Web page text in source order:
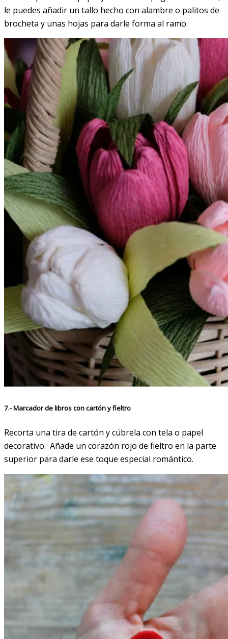
le puedes añadir un tallo hecho con alambre o palitos de
brocheta y unas hojas para darle forma al ramo.
7.-Marcador de libros con cartón y fieltro
Recorta una tira de cartón y cúbrela con tela o papel
decorativo. Añade un corazón rojo de fieltro en la parte
superior para darle ese toque especial romántico.